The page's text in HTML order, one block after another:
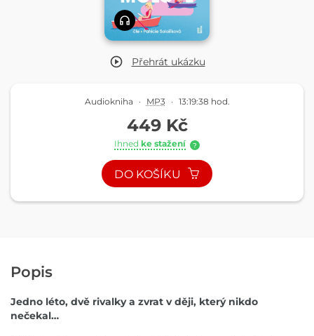
Přehrát ukázku
Audiokniha · MP3 · 13:19:38 hod.
449 Kč
Ihned ke stažení ?
DO KOŠÍKU
Popis
Jedno léto, dvě rivalky a zvrat v ději, který nikdo
nečekal…